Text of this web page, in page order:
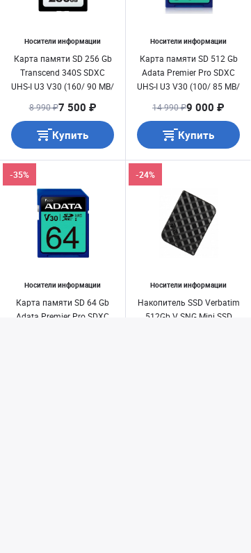
Носители информации
Карта памяти SD 256 Gb
Transcend 340S SDXC
UHS-I U3 V30 (160/ 90 MB/
8 990 ₽7 500 ₽
Купить
Носители информации
Карта памяти SD 512 Gb
Adata Premier Pro SDXC
UHS-I U3 V30 (100/ 85 MB/
14 990 ₽9 000 ₽
Купить
Носители информации
Карта памяти SD 64 Gb
Adata Premier Pro SDXC
-35%
Носители информации
Накопитель SSD Verbatim
512Gb V SNG Mini SSD
-24%